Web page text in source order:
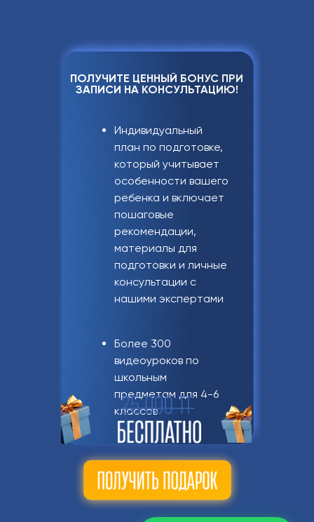
Индивидуальный
план по подготовке,
который учитывает
особенности вашего
ребенка и включает
пошаговые
рекомендации,
материалы для
подготовки и личные
консультации с
нашими экспертами
Более 300
видеоуроков по
школьным
предметам для 4-6
классов
ПОЛУЧИТЕ ЦЕННЫЙ БОНУС ПРИ
ЗАПИСИ НА КОНСУЛЬТАЦИЮ!